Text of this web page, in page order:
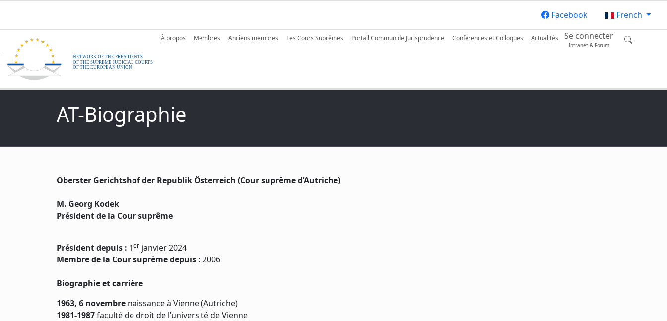
Facebook
French
Main navigation
À propos Membres Anciens membres Les Cours Suprêmes Portail Commun de Jurisprudence Conférences et Colloques Actualités Se connecter
Intranet & Forum
AT-Biographie
Oberster Gerichtshof der Republik Österreich (Cour suprême d’Autriche)
M. Georg Kodek
Président de la Cour suprême
Président depuis : 1er janvier 2024
Membre de la Cour suprême depuis : 2006
Biographie et carrière
1963, 6 novembre naissance à Vienne (Autriche)
1981-1987faculté de droit de l’université de Vienne